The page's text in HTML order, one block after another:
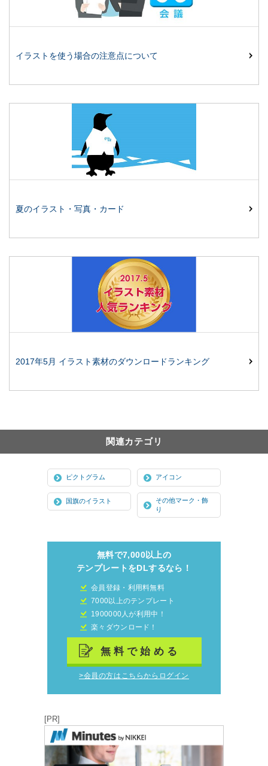
イラストを使う場合の注意点について
夏のイラスト・写真・カード
2017年5月 イラスト素材のダウンロードランキング
関連カテゴリ
ピクトグラム アイコン
国旗のイラスト
その他マーク・飾
り
無料で7,000以上の
テンプレートをDLするなら！
会員登録・利用料無料
7000以上のテンプレート
1900000人が利用中！
楽々ダウンロード！
無料で始める
>会員の方はこちらからログイン
[PR]